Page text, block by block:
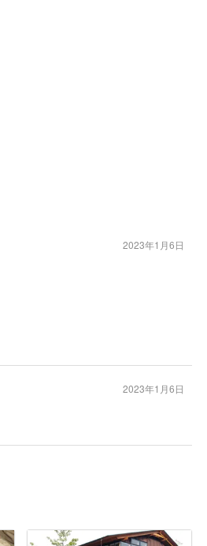
2023年1月6日
2023年1月6日